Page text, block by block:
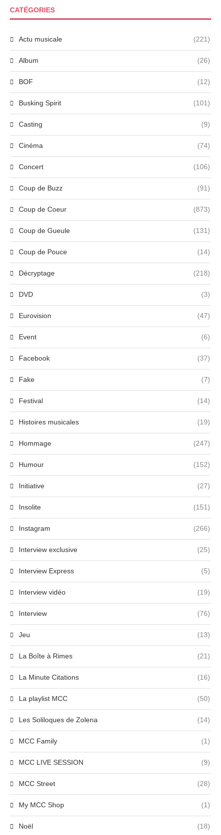
CATÉGORIES
Actu musicale (221)
Album (26)
BOF (12)
Busking Spirit (101)
Casting (9)
Cinéma (74)
Concert (106)
Coup de Buzz (91)
Coup de Coeur (873)
Coup de Gueule (131)
Coup de Pouce (14)
Décryptage (218)
DVD (3)
Eurovision (47)
Event (6)
Facebook (37)
Fake (7)
Festival (14)
Histoires musicales (19)
Hommage (247)
Humour (152)
Initiative (27)
Insolite (151)
Instagram (266)
Interview exclusive (25)
Interview Express (5)
Interview vidéo (19)
Interview (76)
Jeu (13)
La Boîte à Rimes (21)
La Minute Citations (16)
La playlist MCC (50)
Les Soliloques de Zolena (14)
MCC Family (1)
MCC LIVE SESSION (9)
MCC Street (28)
My MCC Shop (1)
Noël (18)